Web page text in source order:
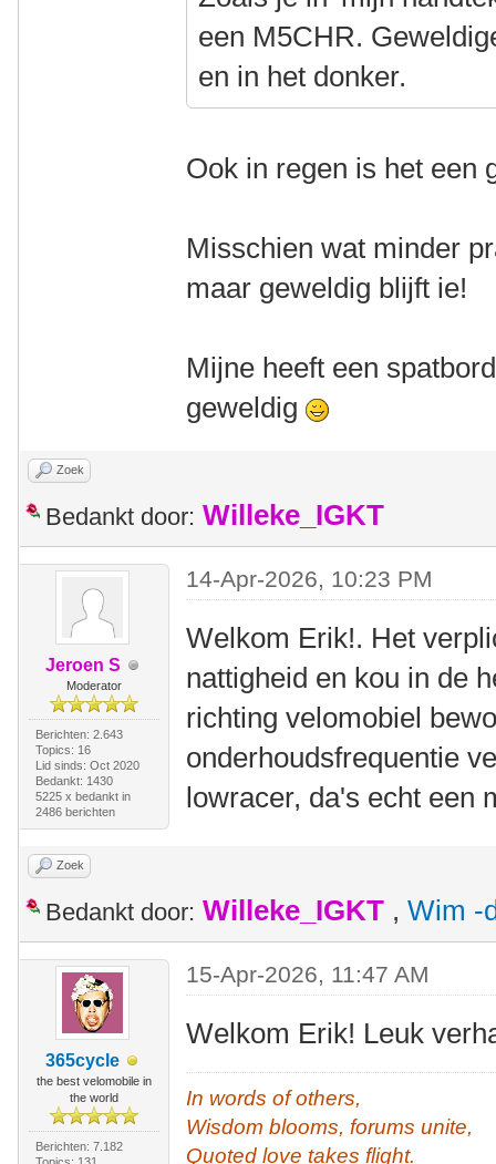
een M5CHR.
en in het donker.
Ook in regen is het een
Misschien wat minder
maar geweldig blijft ie!
Mijne heeft een
geweldig
Zoek
Bedankt door: Willeke_IGKT
Jeroen S
Moderator
Berichten: 2.643
Topics: 16
Lid sinds: Oct 2020
Bedankt: 1430
5225 x bedankt in
2486 berichten
14-Apr-2026, 10:23 PM
Welkom Erik!. Het
nattigheid en kou in de
richting velomobiel
onderhoudsfrequentie
lowracer, da's echt een
Zoek
Bedankt door: Willeke_IGKT , Wim -
365cycle
the best velomobile in
the world
Berichten: 7.182
15-Apr-2026, 11:47 AM
Welkom Erik! Leuk
In words of others,
Wisdom blooms, forums unite,
Quoted love takes flight.